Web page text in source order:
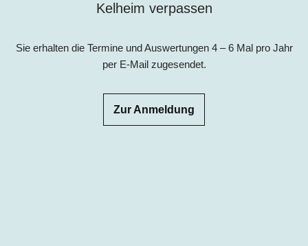
Kelheim verpassen
Sie erhalten die Termine und Auswertungen 4 – 6 Mal pro Jahr
per E-Mail zugesendet.
Zur Anmeldung